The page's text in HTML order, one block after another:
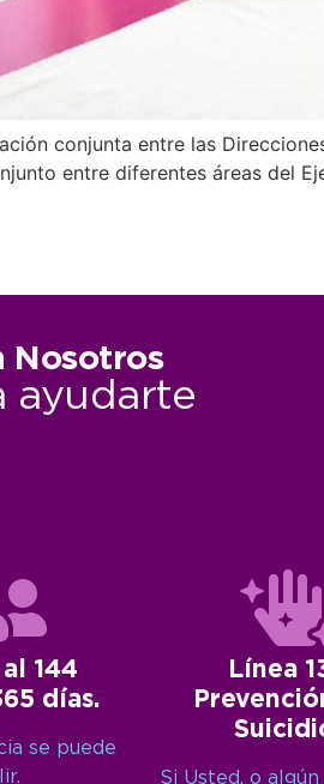
conjunta entre las
entre diferentes áreas del
Nosotros
ayudarte
144
días.
se puede
Línea
Si Usted, o